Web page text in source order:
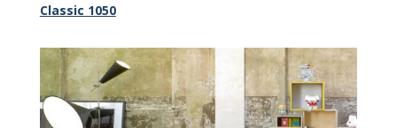
Classic 1050